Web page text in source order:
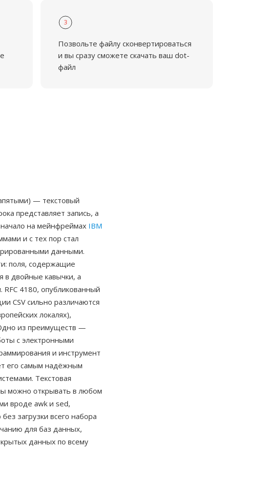
3
Позвольте файлу сконвертироваться
и вы сразу сможете скачать ваш dot-
файл
— текстовый
представляет запись, а
на мейнфреймах IBM
и с тех пор стал
данными.
поля, содержащие
в двойные кавычки, а
4180, опубликованный
CSV сильно различаются
локалях),
из преимуществ —
с электронными
и инструмент
его самым надёжным
Текстовая
можно открывать в любом
вроде awk и sed,
загрузки всего набора
для баз данных,
данных по всему